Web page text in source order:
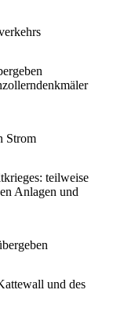
Strom
teilweise
Anlagen und
und des